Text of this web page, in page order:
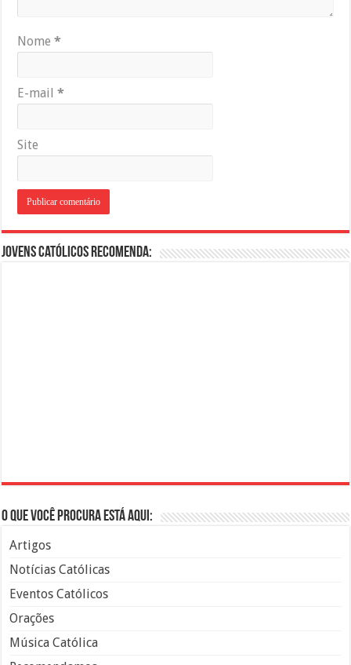
Nome*
E-mail*
Site
Jovens Católicos Recomenda:
O que você procura está aqui:
Artigos
Notícias Católicas
Eventos Católicos
Orações
Música Católica